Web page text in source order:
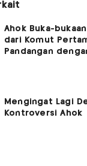
Ahok Buka-
dari Komut
Pandangan
Mengingat Lagi
Kontroversi Ahok